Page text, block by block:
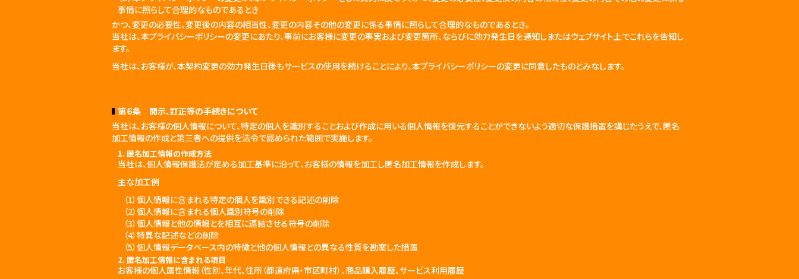
事情に照らして合理的なものであるとき
かつ、変更の必要性、変更後の内容の相当性、変更の内容その他の変更に係る事情に照らして合理的なものであるとき。
当社は、本プライバシーポリシーの変更にあたり、事前にお客様に変更の事実および変更箇所、ならびに効力発生日を通知しまたはウェブサイト上でこれらを告知し
ます。
当社は、お客様が、本契約変更の効力発生日後もサービスの使用を続けることにより、本プライバシーポリシーの変更に同意したものとみなします。
第６条 開示、訂正等の手続きについて
当社は、お客様の個人情報について、特定の個人を識別することおよび作成に用いる個人情報を復元することができないよう適切な保護措置を講じたうえで、匿名
加工情報の作成と第三者への提供を法令で認められた範囲で実施します。
1. 匿名加工情報の作成方法
当社は、個人情報保護法が定める加工基準に沿って、お客様の情報を加工し匿名加工情報を作成します。
主な加工例
（1）個人情報に含まれる特定の個人を識別できる記述の削除
（2）個人情報に含まれる個人識別符号の削除
（3）個人情報と他の情報とを相互に連結させる符号の削除
（4）特異な記述などの削除
（5）個人情報データベース内の特徴と他の個人情報との異なる性質を勘案した措置
2. 匿名加工情報に含まれる項目
お客様の個人属性情報（性別、年代、住所（都道府県・市区町村）、商品購入履歴、サービス利用履歴